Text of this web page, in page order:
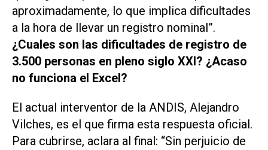
aproximadamente, lo que implica dificultades
a la hora de llevar un registro nominal”.
¿Cuales son las dificultades de registro de
3.500 personas en pleno siglo XXI? ¿Acaso
no funciona el Excel?
El actual interventor de la ANDIS, Alejandro
Vilches, es el que firma esta respuesta oficial.
Para cubrirse, aclara al final: “Sin perjuicio de